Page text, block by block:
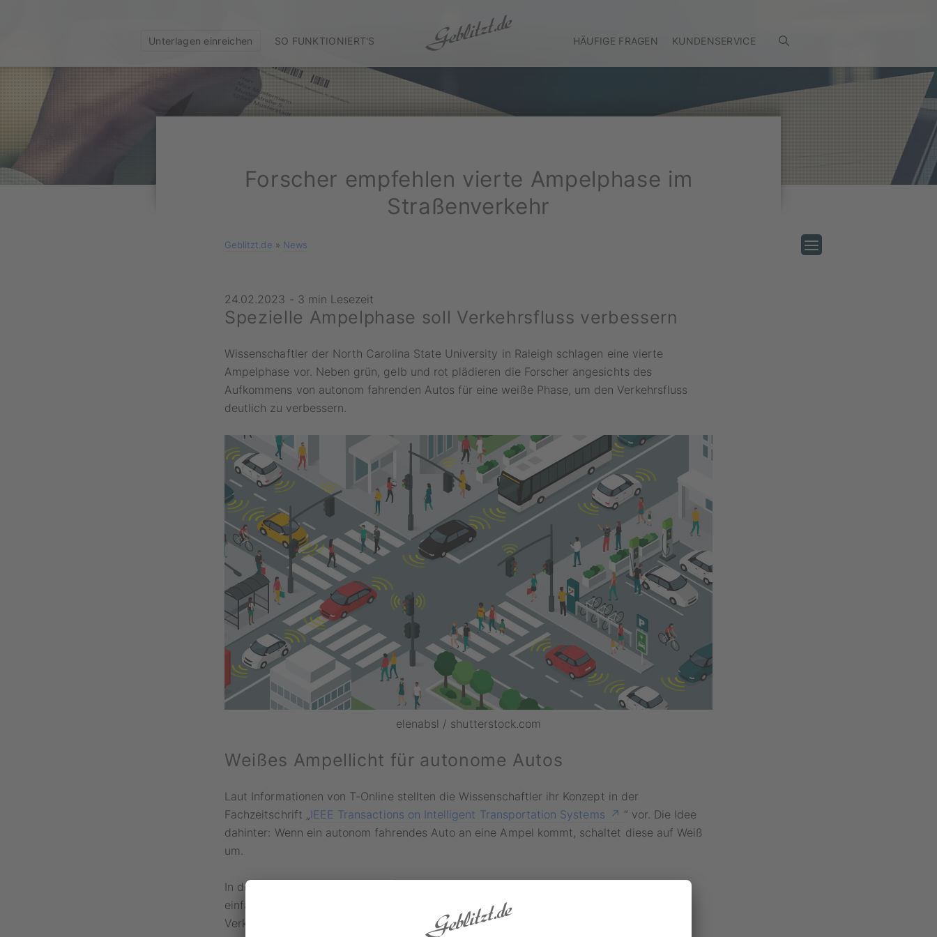
Unterlagen einreichen SO FUNKTIONIERT'S HÄUFIGE FRAGEN KUNDENSERVICE
Forscher empfehlen vierte Ampelphase im
Straßenverkehr
Geblitzt.de » News
24.02.2023 - 3 min Lesezeit
Spezielle Ampelphase soll Verkehrsfluss verbessern
Wissenschaftler der North Carolina State University in Raleigh schlagen eine vierte
Ampelphase vor. Neben grün, gelb und rot plädieren die Forscher angesichts des
Aufkommens von autonom fahrenden Autos für eine weiße Phase, um den Verkehrsfluss
deutlich zu verbessern.
elenabsl / shutterstock.com
Weißes Ampellicht für autonome Autos
Laut Informationen von T-Online stellten die Wissenschaftler ihr Konzept in der
Fachzeitschrift „IEEE Transactions on Intelligent Transportation Systems
“ vor. Die Idee
dahinter: Wenn ein autonom fahrendes Auto an eine Ampel kommt, schaltet diese auf Weiß
um.
In der Folge handeln alle autonomen Autos, die zu diesem Zeitpunkt in die Kreuzung
einfahren, die Vorfahrt untereinander per Rechentechnik aus. Herkömmliche
Verkehrsteilnehmer hätten sich weiterhin an die bekannten Farben Rot, Gelb und Grün zu